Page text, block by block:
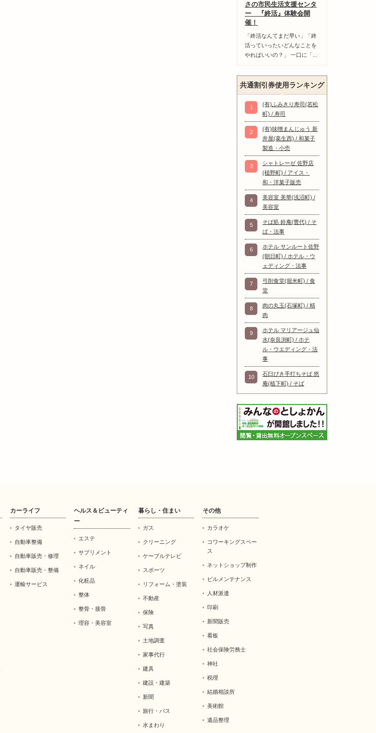
さの市民生活支援センタ
ー 『終活』体験会開
催！
「終活なんてまだ早い」「終
活っていったいどんなことを
やればいいの？」 一口に「...
共通割引券使用ランキング
1
(有)ふみきり寿司(若松
町) / 寿司
2
(有)味噌まんじゅう 新
井屋(葛生西) / 和菓子
製造・小売
3
シャトレーゼ 佐野店
(植野町) / アイス・
和・洋菓子販売
4
美容室 美華(浅沼町) /
美容室
5
そば処 鈴庵(豊代) / そ
ば・法事
6
ホテル サンルート佐野
(朝日町) / ホテル・ウ
ェディング・法事
7
弓削食堂(堀米町) / 食
堂
8
肉の丸玉(石塚町) / 精
肉
9
ホテル マリアージュ仙
水(奈良渕町) / ホテ
ル・ウエディング・法
事
10
石臼びき手打ちそば 悠
庵(植下町) / そば
カーライフ
タイヤ販売
自動車整備
自動車販売・修理
自動車販売・整備
運輸サービス
ヘルス＆ビューティ
ー
エステ
サプリメント
ネイル
化粧品
整体
整骨・接骨
理容・美容室
暮らし・住まい
ガス
クリーニング
ケーブルテレビ
スポーツ
リフォーム・塗装
不動産
保険
写真
土地調査
家事代行
建具
建設・建築
新聞
旅行・バス
水まわり
その他
カラオケ
コワーキングスペー
ス
ネットショップ制作
ビルメンテナンス
人材派遣
印刷
新聞販売
看板
社会保険労務士
神社
税理
結婚相談所
美術館
遺品整理